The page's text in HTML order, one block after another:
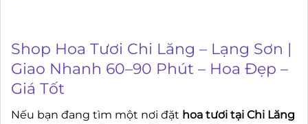
Shop Hoa Tươi Chi Lăng – Lạng Sơn |
Giao Nhanh 60–90 Phút – Hoa Đẹp –
Giá Tốt
Nếu bạn đang tìm một nơi đặt hoa tươi tại Chi Lăng